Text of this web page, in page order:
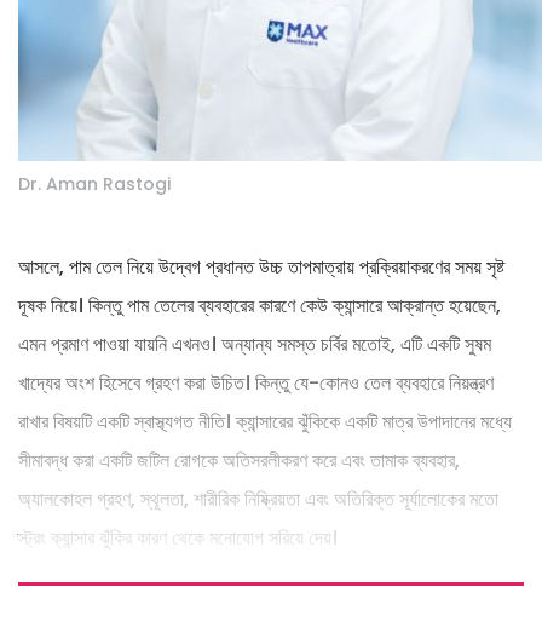
Dr. Aman Rastogi
আসলে, পাম তেল নিয়ে উদ্বেগ প্রধানত উচ্চ তাপমাত্রায় প্রক্রিয়াকরণের সময় সৃষ্ট
দূষক নিয়ে। কিন্তু পাম তেলের ব্যবহারের কারণে কেউ ক্যান্সারে আক্রান্ত হয়েছেন,
এমন প্রমাণ পাওয়া যায়নি এখনও। অন্যান্য সমস্ত চর্বির মতোই, এটি একটি সুষম
খাদ্যের অংশ হিসেবে গ্রহণ করা উচিত। কিন্তু যে-কোনও তেল ব্যবহারে নিয়ন্ত্রণ
রাখার বিষয়টি একটি স্বাস্থ্যগত নীতি। ক্যান্সারের ঝুঁকিকে একটি মাত্র উপাদানের মধ্যে
সীমাবদ্ধ করা একটি জটিল রোগকে অতিসরলীকরণ করে এবং তামাক ব্যবহার,
অ্যালকোহল গ্রহণ, স্থূলতা, শারীরিক নিষ্ক্রিয়তা এবং অতিরিক্ত সূর্যালোকের মতো
স্ট্রং ক্যান্সার ঝুঁকির কারণ থেকে মনোযোগ সরিয়ে দেয়।